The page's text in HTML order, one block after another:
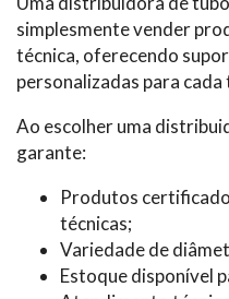
simplesmente vender
técnica, oferecendo
personalizadas para
Ao escolher uma
garante:
Produtos
técnicas;
Variedade de
Estoque disponível